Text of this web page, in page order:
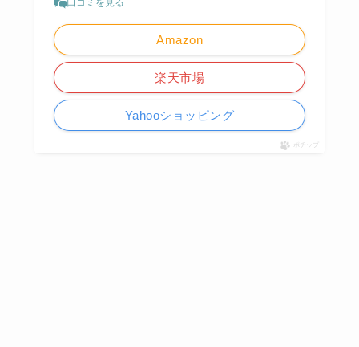
口コミを見る
Amazon
楽天市場
Yahooショッピング
ポチップ